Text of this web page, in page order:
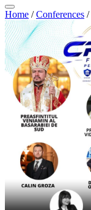
Home / Conferences /